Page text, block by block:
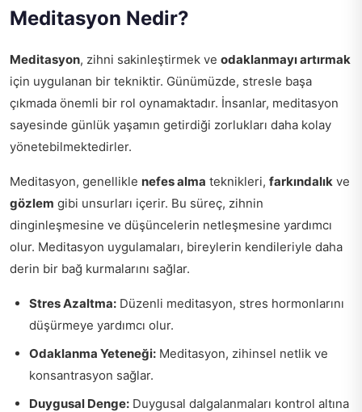
Meditasyon Nedir?
Meditasyon, zihni sakinleştirmek ve odaklanmayı artırmak
için uygulanan bir tekniktir. Günümüzde, stresle başa
çıkmada önemli bir rol oynamaktadır. İnsanlar, meditasyon
sayesinde günlük yaşamın getirdiği zorlukları daha kolay
yönetebilmektedirler.
Meditasyon, genellikle nefes alma teknikleri, farkındalık ve
gözlem gibi unsurları içerir. Bu süreç, zihnin
dinginleşmesine ve düşüncelerin netleşmesine yardımcı
olur. Meditasyon uygulamaları, bireylerin kendileriyle daha
derin bir bağ kurmalarını sağlar.
Stres Azaltma: Düzenli meditasyon, stres hormonlarını
düşürmeye yardımcı olur.
Odaklanma Yeteneği: Meditasyon, zihinsel netlik ve
konsantrasyon sağlar.
Duygusal Denge: Duygusal dalgalanmaları kontrol altına